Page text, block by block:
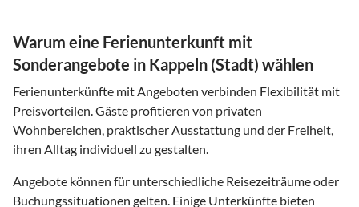
Warum eine Ferienunterkunft mit
Sonderangebote in Kappeln (Stadt) wählen
Ferienunterkünfte mit Angeboten verbinden Flexibilität mit
Preisvorteilen. Gäste profitieren von privaten
Wohnbereichen, praktischer Ausstattung und der Freiheit,
ihren Alltag individuell zu gestalten.
Angebote können für unterschiedliche Reisezeiträume oder
Buchungssituationen gelten. Einige Unterkünfte bieten